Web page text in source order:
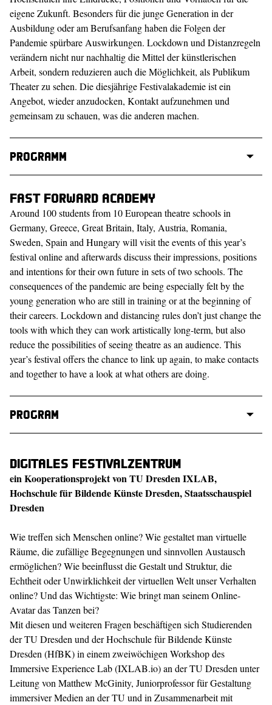
eigene Zukunft. Besonders für die junge Generation in der
Ausbildung oder am Berufsanfang haben die Folgen der
Pandemie spürbare Auswirkungen. Lockdown und Distanzregeln
verändern nicht nur nachhaltig die Mittel der künstlerischen
Arbeit, sondern reduzieren auch die Möglichkeit, als Publikum
Theater zu sehen. Die diesjährige Festivalakademie ist ein
Angebot, wieder anzudocken, Kontakt aufzunehmen und
gemeinsam zu schauen, was die anderen machen.
Programm
Fast Forward Academy
Around 100 students from 10 European theatre schools in
Germany, Greece, Great Britain, Italy, Austria, Romania,
Sweden, Spain and Hungary will visit the events of this year’s
festival online and afterwards discuss their impressions, positions
and intentions for their own future in sets of two schools. The
consequences of the pandemic are being especially felt by the
young generation who are still in training or at the beginning of
their careers. Lockdown and distancing rules don’t just change the
tools with which they can work artistically long-term, but also
reduce the possibilities of seeing theatre as an audience. This
year’s festival offers the chance to link up again, to make contacts
and together to have a look at what others are doing.
Program
Digitales Festivalzentrum
ein Kooperationsprojekt von TU Dresden IXLAB,
Hochschule für Bildende Künste Dresden, Staatsschauspiel
Dresden
Wie treffen sich Menschen online? Wie gestaltet man virtuelle
Räume, die zufällige Begegnungen und sinnvollen Austausch
ermöglichen? Wie beeinflusst die Gestalt und Struktur, die
Echtheit oder Unwirklichkeit der virtuellen Welt unser Verhalten
online? Und das Wichtigste: Wie bringt man seinem Online-
Avatar das Tanzen bei?
Mit diesen und weiteren Fragen beschäftigen sich Studierenden
der TU Dresden und der Hochschule für Bildende Künste
Dresden (HfBK) in einem zweiwöchigen Workshop des
Immersive Experience Lab (IXLAB.io) an der TU Dresden unter
Leitung von Matthew McGinity, Juniorprofessor für Gestaltung
immersiver Medien an der TU und in Zusammenarbeit mit